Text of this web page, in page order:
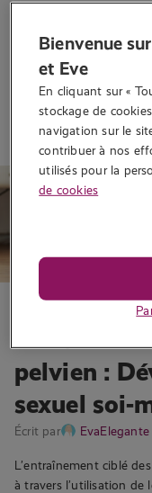
les utiliser pour booster
939 vues
Lire la suite
pelvien :
sexuel soi-
Écrit par EvaElegante
L’entraînement ciblé
à travers l’utilisation de
Bienvenue
et Eve
En cliquant sur «
stockage de
navigation sur le
contribuer à nos
utilisés pour la
de cookies